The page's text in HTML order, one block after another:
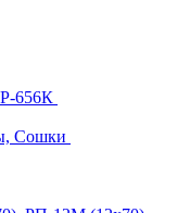
656К
Сошки